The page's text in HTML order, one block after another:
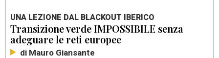
UNA LEZIONE DAL BLACKOUT IBERICO
Transizione verde IMPOSSIBILE senza
adeguare le reti europee
di Mauro Giansante